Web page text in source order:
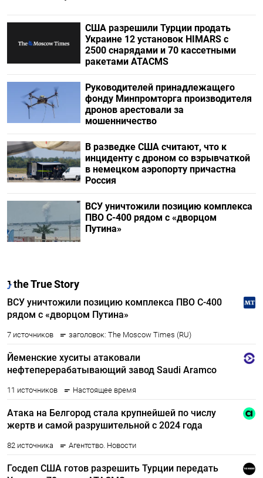
США разрешили Турции продать
Украине 12 установок HIMARS с
2500 снарядами и 70 кассетными
ракетами ATACMS
Руководителей принадлежащего
фонду Минпромторга производителя
дронов арестовали за
мошенничество
В разведке США считают, что к
инциденту с дроном со взрывчаткой
в немецком аэропорту причастна
Россия
ВСУ уничтожили позицию комплекса
ПВО С-400 рядом с «дворцом
Путина»